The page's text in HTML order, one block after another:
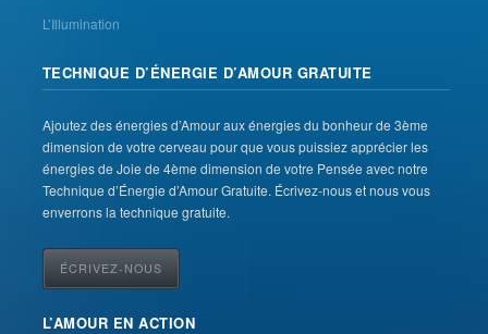
L’Illumination
TECHNIQUE D’ÉNERGIE D’AMOUR GRATUITE
Ajoutez des énergies d’Amour aux énergies du bonheur de 3ème
dimension de votre cerveau pour que vous puissiez apprécier les
énergies de Joie de 4ème dimension de votre Pensée avec notre
Technique d’Énergie d’Amour Gratuite. Écrivez-nous et nous vous
enverrons la technique gratuite.
ÉCRIVEZ-NOUS
L’AMOUR EN ACTION